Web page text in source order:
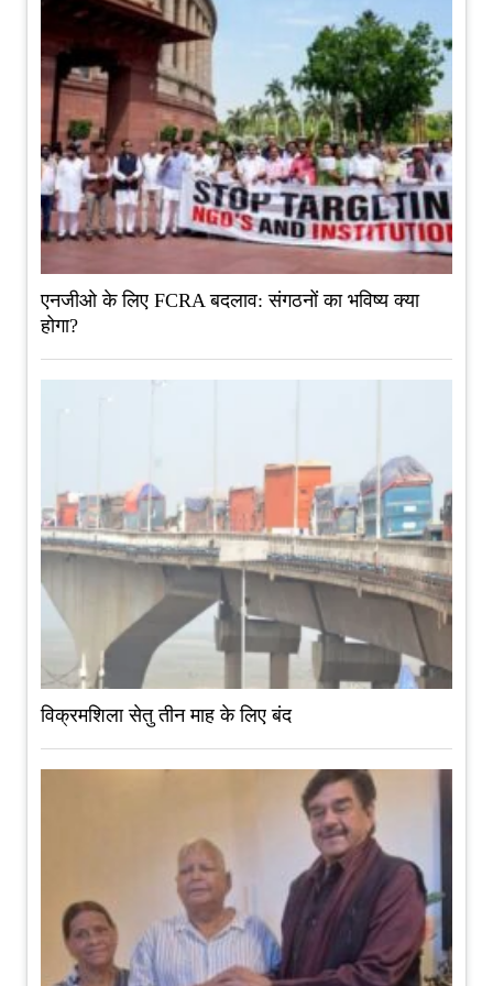
एनजीओ के लिए FCRA बदलाव: संगठनों का भविष्य क्या
होगा?
विक्रमशिला सेतु तीन माह के लिए बंद